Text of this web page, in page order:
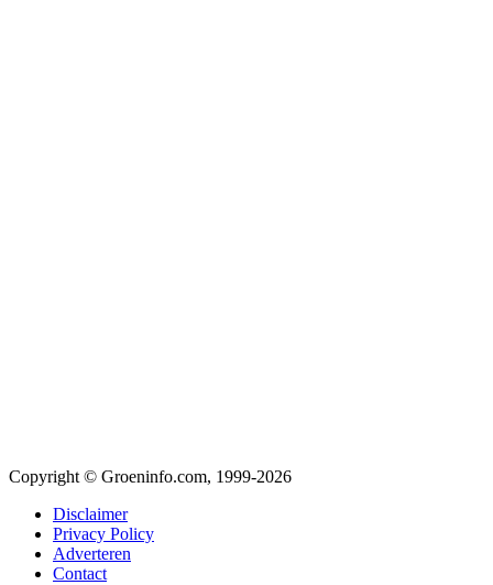
Copyright © Groeninfo.com, 1999-2026
Disclaimer
Privacy Policy
Adverteren
Contact